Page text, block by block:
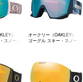
）
スノーボ
オークリー（OAKLEY）
ゴーグル スキー・スノーボ